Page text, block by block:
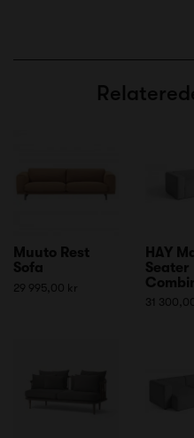
Muuto Rest
Sofa
29 995,00 kr
HAY
Seater
31